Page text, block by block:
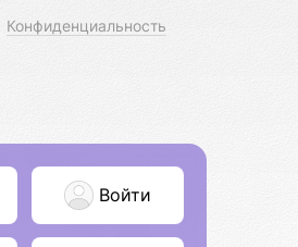
Конфиденциальность
Войти